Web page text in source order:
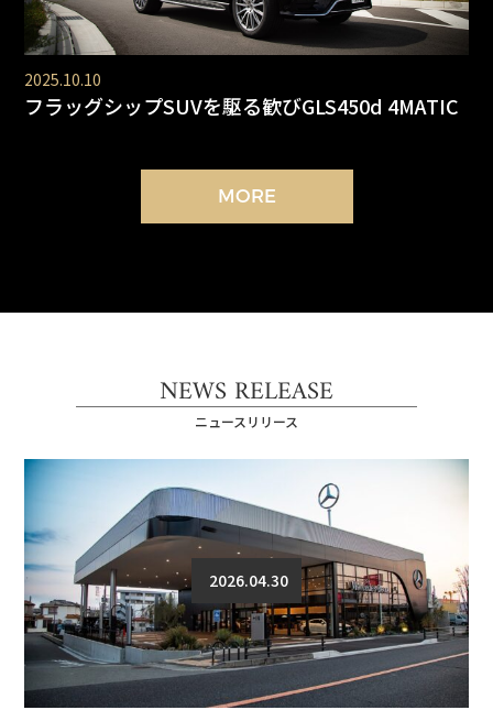
2025.10.10
フラッグシップSUVを駆る歓びGLS450d 4MATIC
MORE
NEWS RELEASE
ニュースリリース
2026.04.30